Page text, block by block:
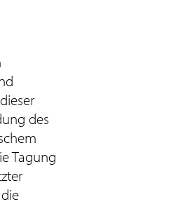
des
Tagung